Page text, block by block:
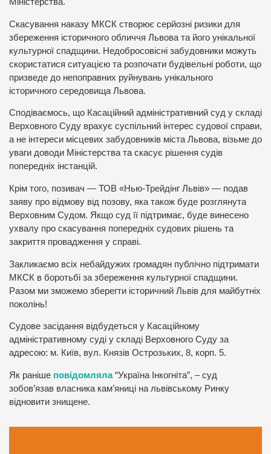
Скасування наказу МКСК створює серйозні ризики для
збереження історичного обличчя Львова та його унікальної
культурної спадщини. Недобросовісні забудовники можуть
скористатися ситуацією та розпочати будівельні роботи, що
призведе до непоправних руйнувань унікального
історичного середовища Львова.
Сподіваємось, що Касаційний адміністративний суд у складі
Верховного Суду врахує суспільний інтерес судової справи,
а не інтереси місцевих забудовників міста Львова, візьме до
уваги доводи Міністерства та скасує рішення судів
попередніх інстанцій.
Крім того, позивач — ТОВ «Нью-Трейдінг Львів» — подав
заяву про відмову від позову, яка також буде розглянута
Верховним Судом. Якщо суд її підтримає, буде винесено
ухвалу про скасування попередніх судових рішень та
закриття провадження у справі.
Закликаємо всіх небайдужих громадян публічно підтримати
МКСК в боротьбі за збереження культурної спадщини.
Разом ми зможемо зберегти історичний Львів для майбутніх
поколінь!
Судове засідання відбудеться у Касаційному
адміністративному суді у складі Верховного Суду за
адресою: м. Київ, вул. Князів Острозьких, 8, корп. 5.
Як раніше повідомляла “Україна Інкогніта”, – суд
зобов’язав власника кам’яниці на львівському Ринку
відновити знищене.